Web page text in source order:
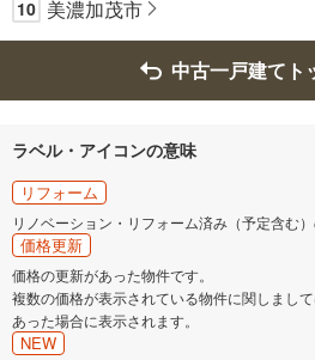
10 美濃加茂市
中古一戸建てト
ラベル・アイコンの意味
リフォーム
リノベーション・リフォーム済み（予定含む）
価格更新
価格の更新があった物件です。
複数の価格が表示されている物件に関しまし
あった場合に表示されます。
NEW